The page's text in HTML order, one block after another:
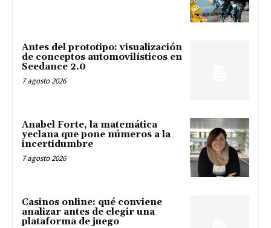
Antes del prototipo: visualización
de conceptos automovilísticos en
Seedance 2.0
7 agosto 2026
Anabel Forte, la matemática
yeclana que pone números a la
incertidumbre
7 agosto 2026
Casinos online: qué conviene
analizar antes de elegir una
plataforma de juego